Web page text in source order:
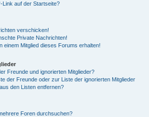
Link auf der Startseite?
verschicken!
Private Nachrichten!
einem Mitglied dieses Forums erhalten!
Freunde und ignorierten Mitglieder?
der Freunde oder zur Liste der ignorierten Mitglieder
den Listen entfernen?
Foren durchsuchen?